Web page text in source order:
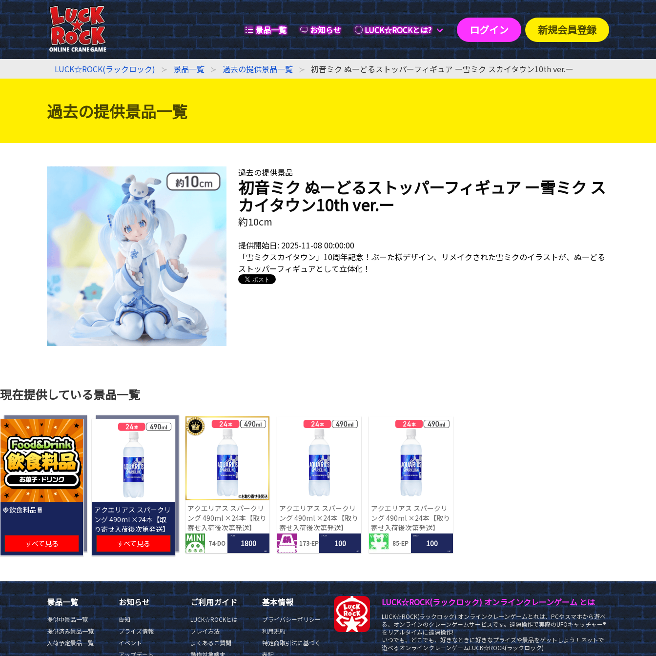
景品一覧 お知らせ LUCK☆ROCKとは? ログイン 新規会員登録
LUCK☆ROCK(ラックロック) 景品一覧 過去の提供景品一覧 初音ミク ぬーどるストッパーフィギュア ー雪ミク スカイタウン10th ver.ー
過去の提供景品一覧
過去の提供景品
初音ミク ぬーどるストッパーフィギュア ー雪ミク ス
カイタウン10th ver.ー
約10cm
提供開始日: 2025-11-08 00:00:00
「雪ミクスカイタウン」10周年記念！ぶーた様デザイン、リメイクされた雪ミクのイラストが、ぬーどる
ストッパーフィギュアとして立体化！
現在提供している景品一覧
🍓飲食料品🍫
すべて見る
アクエリアス スパークリ
ング 490ml ×24本【取
り寄せ入荷後次第発送】
すべて見る
アクエリアス スパークリ
ング 490ml ×24本【取り
寄せ入荷後次第発送】
74-DO
1 PLAY
1800
LRC
アクエリアス スパークリ
ング 490ml ×24本【取り
寄せ入荷後次第発送】
173-EP
1 PLAY
100
LRC
アクエリアス スパークリ
ング 490ml ×24本【取り
寄せ入荷後次第発送】
85-EP
1 PLAY
100
LRC
景品一覧
提供中景品一覧
提供済み景品一覧
入荷予定景品一覧
お知らせ
告知
プライズ情報
イベント
アップデート
ご利用ガイド
LUCK☆ROCKとは
プレイ方法
よくあるご質問
動作対象端末
基本情報
プライバシーポリシー
利用規約
特定商取引法に基づく
表記
LUCK☆ROCK(ラックロック) オンラインクレーンゲーム とは
LUCK☆ROCK(ラックロック) オンラインクレーンゲームとれは、PCやスマホから遊べ
る、オンラインのクレーンゲームサービスです。遠隔操作で実際のUFOキャッチャー®
をリアルタイムに遠隔操作!
いつでも、どこでも、好きなときに好きなプライズや景品をゲットしよう！ネットで
遊べるオンラインクレーンゲームLUCK☆ROCK(ラックロック)